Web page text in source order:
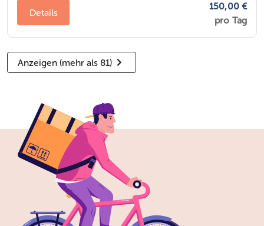
Details
150,00 €
pro Tag
Anzeigen (mehr als 81)